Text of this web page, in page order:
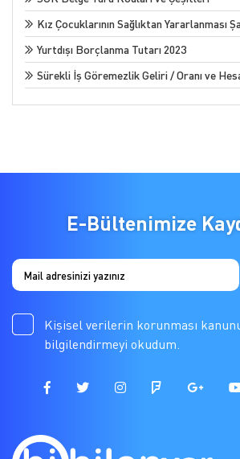
Kız Çocuklarının Sağlıktan Yararlanması
Yurtdışı Borçlanma Tutarı 2023
Sürekli İş Göremezlik Geliri / Oranı ve
E-Bültenimize
Kişisel verilerin korunması
bilgilendirmeyi okudum.